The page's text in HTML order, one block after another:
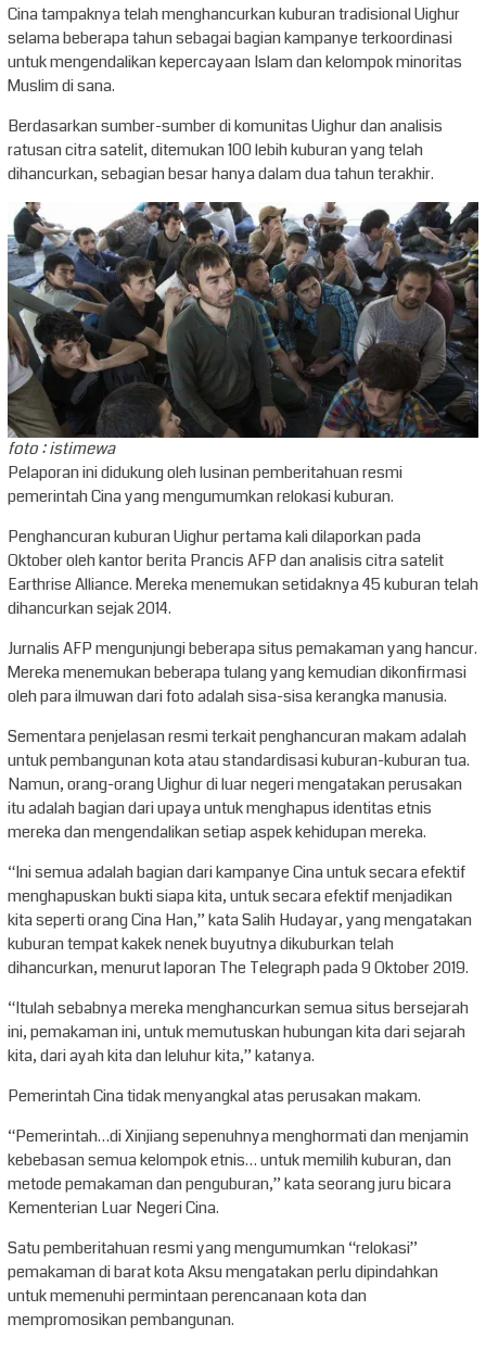
Cina tampaknya telah menghancurkan kuburan tradisional Uighur
selama beberapa tahun sebagai bagian kampanye terkoordinasi
untuk mengendalikan kepercayaan Islam dan kelompok minoritas
Muslim di sana.
Berdasarkan sumber-sumber di komunitas Uighur dan analisis
ratusan citra satelit, ditemukan 100 lebih kuburan yang telah
dihancurkan, sebagian besar hanya dalam dua tahun terakhir.
foto : istimewa
Pelaporan ini didukung oleh lusinan pemberitahuan resmi
pemerintah Cina yang mengumumkan relokasi kuburan.
Penghancuran kuburan Uighur pertama kali dilaporkan pada
Oktober oleh kantor berita Prancis AFP dan analisis citra satelit
Earthrise Alliance. Mereka menemukan setidaknya 45 kuburan telah
dihancurkan sejak 2014.
Jurnalis AFP mengunjungi beberapa situs pemakaman yang hancur.
Mereka menemukan beberapa tulang yang kemudian dikonfirmasi
oleh para ilmuwan dari foto adalah sisa-sisa kerangka manusia.
Sementara penjelasan resmi terkait penghancuran makam adalah
untuk pembangunan kota atau standardisasi kuburan-kuburan tua.
Namun, orang-orang Uighur di luar negeri mengatakan perusakan
itu adalah bagian dari upaya untuk menghapus identitas etnis
mereka dan mengendalikan setiap aspek kehidupan mereka.
“Ini semua adalah bagian dari kampanye Cina untuk secara efektif
menghapuskan bukti siapa kita, untuk secara efektif menjadikan
kita seperti orang Cina Han,” kata Salih Hudayar, yang mengatakan
kuburan tempat kakek nenek buyutnya dikuburkan telah
dihancurkan, menurut laporan The Telegraph pada 9 Oktober 2019.
“Itulah sebabnya mereka menghancurkan semua situs bersejarah
ini, pemakaman ini, untuk memutuskan hubungan kita dari sejarah
kita, dari ayah kita dan leluhur kita,” katanya.
Pemerintah Cina tidak menyangkal atas perusakan makam.
“Pemerintah…di Xinjiang sepenuhnya menghormati dan menjamin
kebebasan semua kelompok etnis… untuk memilih kuburan, dan
metode pemakaman dan penguburan,” kata seorang juru bicara
Kementerian Luar Negeri Cina.
Satu pemberitahuan resmi yang mengumumkan “relokasi”
pemakaman di barat kota Aksu mengatakan perlu dipindahkan
untuk memenuhi permintaan perencanaan kota dan
mempromosikan pembangunan.